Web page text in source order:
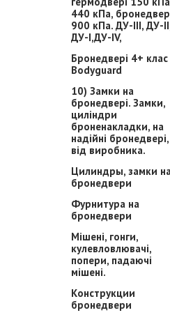
440 кПа,
900 кПа. ДУ-ІІІ, ДУ-
ДУ-І,ДУ-ІV,
Бронедвері 4+ клас
Bodyguard
10) Замки на
бронедвері. Замки,
циліндри
броненакладки, на
надійні бронедвері,
від виробника.
Цилиндры, замки
бронедвери
Фурнитура на
бронедвери
Мішені, гонги,
кулевловлювачі,
попери, падаючі
мішені.
Конструкции
бронедвери